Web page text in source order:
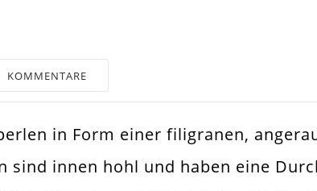
KOMMENTARE
in Form einer filigranen,
sind innen hohl und haben eine